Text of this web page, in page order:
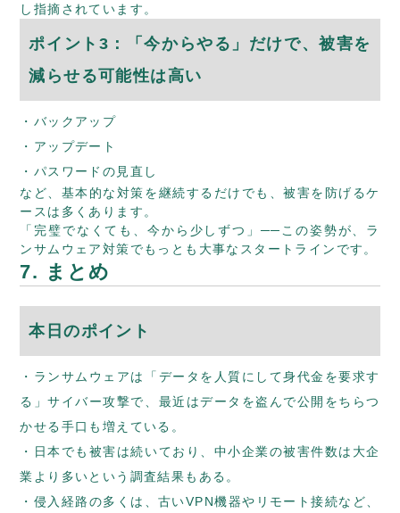
し指摘されています。
ポイント3：「今からやる」だけで、被害を
減らせる可能性は高い
バックアップ
アップデート
パスワードの見直し
など、基本的な対策を継続するだけでも、被害を防げるケ
ースは多くあります。
「完璧でなくても、今から少しずつ」──この姿勢が、ラ
ンサムウェア対策でもっとも大事なスタートラインです。
7. まとめ
本日のポイント
ランサムウェアは「データを人質にして身代金を要求す
る」サイバー攻撃で、最近はデータを盗んで公開をちらつ
かせる手口も増えている。
日本でも被害は続いており、中小企業の被害件数は大企
業より多いという調査結果もある。
侵入経路の多くは、古いVPN機器やリモート接続など、